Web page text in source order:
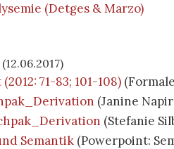
(Detges & Marzo)
71-83; 101-108)
(Janine
(Stefanie
Semantik (Powerpoint: